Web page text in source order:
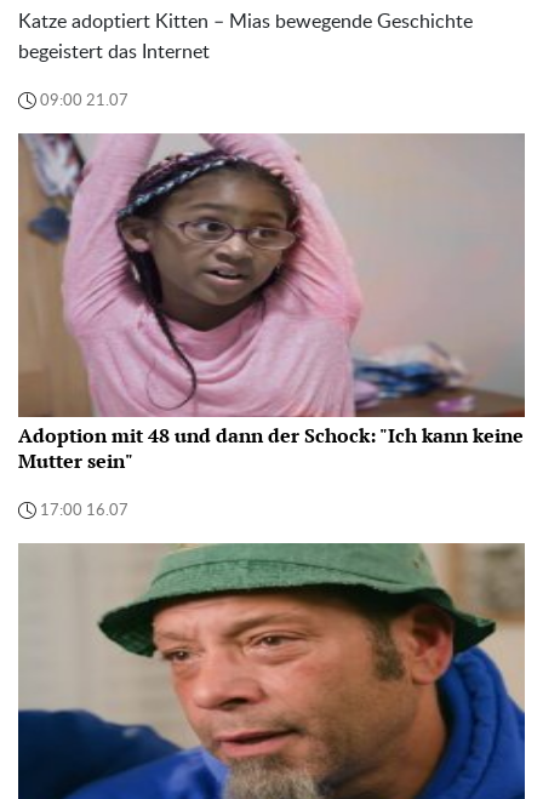
Katze adoptiert Kitten – Mias bewegende Geschichte
begeistert das Internet
09:00 21.07
Adoption mit 48 und dann der Schock: "Ich kann keine
Mutter sein"
17:00 16.07